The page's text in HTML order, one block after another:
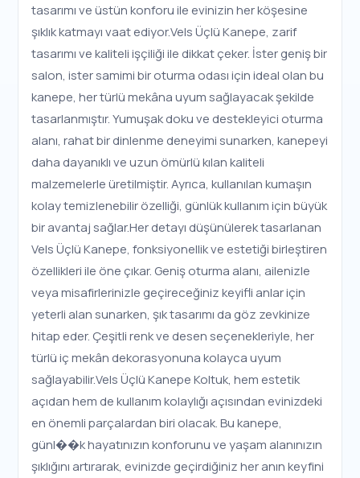
tasarımı ve üstün konforu ile evinizin her köşesine
şıklık katmayı vaat ediyor.Vels Üçlü Kanepe, zarif
tasarımı ve kaliteli işçiliği ile dikkat çeker. İster geniş bir
salon, ister samimi bir oturma odası için ideal olan bu
kanepe, her türlü mekâna uyum sağlayacak şekilde
tasarlanmıştır. Yumuşak doku ve destekleyici oturma
alanı, rahat bir dinlenme deneyimi sunarken, kanepeyi
daha dayanıklı ve uzun ömürlü kılan kaliteli
malzemelerle üretilmiştir. Ayrıca, kullanılan kumaşın
kolay temizlenebilir özelliği, günlük kullanım için büyük
bir avantaj sağlar.Her detayı düşünülerek tasarlanan
Vels Üçlü Kanepe, fonksiyonellik ve estetiği birleştiren
özellikleri ile öne çıkar. Geniş oturma alanı, ailenizle
veya misafirlerinizle geçireceğiniz keyifli anlar için
yeterli alan sunarken, şık tasarımı da göz zevkinize
hitap eder. Çeşitli renk ve desen seçenekleriyle, her
türlü iç mekân dekorasyonuna kolayca uyum
sağlayabilir.Vels Üçlü Kanepe Koltuk, hem estetik
açıdan hem de kullanım kolaylığı açısından evinizdeki
en önemli parçalardan biri olacak. Bu kanepe,
günl��k hayatınızın konforunu ve yaşam alanınızın
şıklığını artırarak, evinizde geçirdiğiniz her anın keyfini